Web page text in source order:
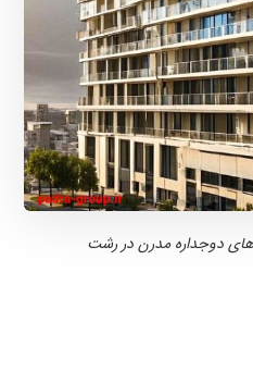
دوجداره مدرن در رشت